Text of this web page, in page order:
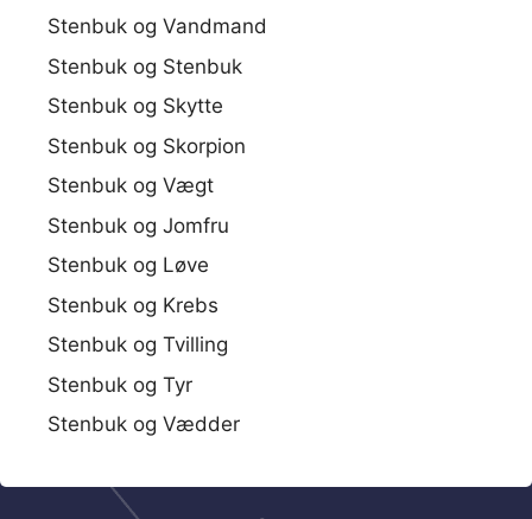
Stenbuk og Vandmand
Stenbuk og Stenbuk
Stenbuk og Skytte
Stenbuk og Skorpion
Stenbuk og Vægt
Stenbuk og Jomfru
Stenbuk og Løve
Stenbuk og Krebs
Stenbuk og Tvilling
Stenbuk og Tyr
Stenbuk og Vædder